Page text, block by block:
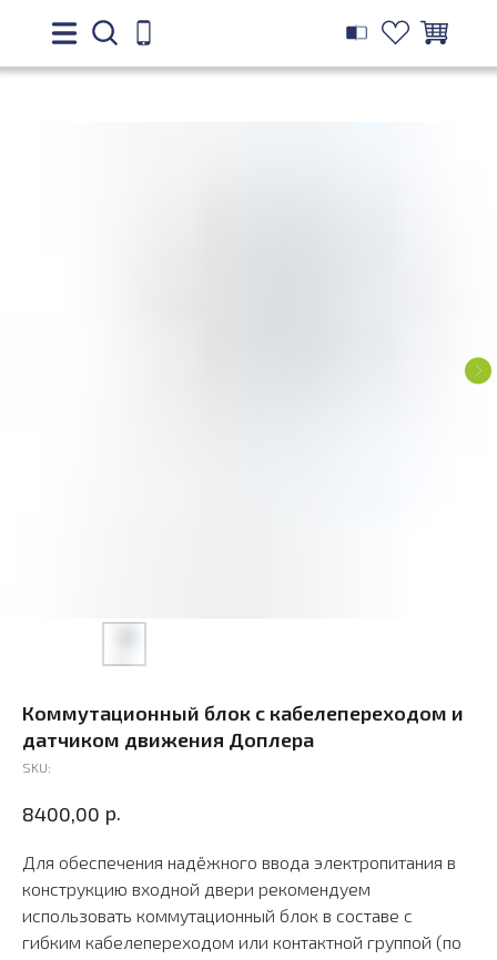
Коммутационный блок с кабелепереходом и
датчиком движения Доплера
SKU:
8400,00 р.
Для обеспечения надёжного ввода электропитания в
конструкцию входной двери рекомендуем
использовать коммутационный блок в составе с
гибким кабелепереходом или контактной группой (по